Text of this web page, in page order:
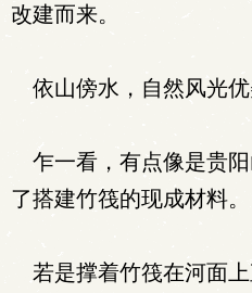
改建而来。
依山傍水，自然风光优
乍一看，有点像是贵
了搭建竹筏的现成材料。
若是撑着竹筏在河面